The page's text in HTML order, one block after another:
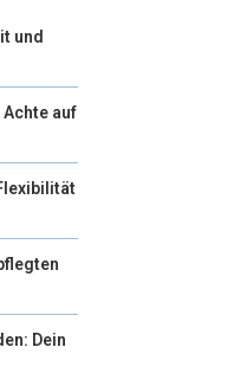
und
auf
Dein